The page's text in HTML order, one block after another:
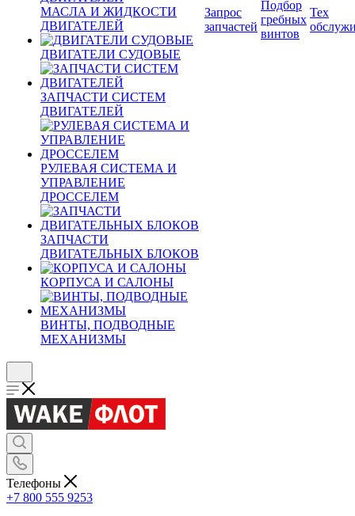
МАСЛА И ЖИДКОСТИ
ДВИГАТЕЛЕЙ
ДВИГАТЕЛИ СУДОВЫЕ
ЗАПЧАСТИ СИСТЕМ
ДВИГАТЕЛЕЙ
РУЛЕВАЯ СИСТЕМА И
УПРАВЛЕНИЕ
ДРОССЕЛЕМ
ЗАПЧАСТИ
ДВИГАТЕЛЬНЫХ БЛОКОВ
КОРПУСА И САЛОНЫ
ВИНТЫ, ПОДВОДНЫЕ
МЕХАНИЗМЫ
Запрос
запчастей
Подбор
гребных
винтов
Тех
Телефоны
+7 800 555 9253